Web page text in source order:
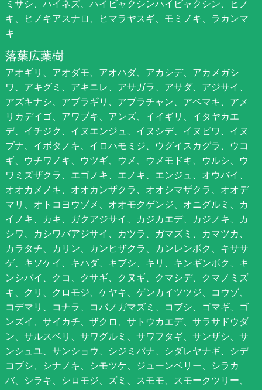
ミサシ、ハイネズ、ハイビャクシンハイビャクシン、ヒノ
キ、ヒノキアスナロ、ヒマラヤスギ、モミノキ、ラカンマ
キ
落葉広葉樹
アオギリ、アオダモ、アオハダ、アカシデ、アカメガシ
ワ、アキグミ、アキニレ、アサガラ、アサダ、アジサイ、
アズキナシ、アブラギリ、アブラチャン、アベマキ、アメ
リカデイゴ、アワブキ、アンズ、イイギリ、イタヤカエ
デ、イチジク、イヌエンジュ、イヌシデ、イヌビワ、イヌ
ブナ、イボタノキ、イロハモミジ、ウグイスカグラ、ウコ
ギ、ウチワノキ、ウツギ、ウメ、ウメモドキ、ウルシ、ウ
ワミズザクラ、エゴノキ、エノキ、エンジュ、オウバイ、
オオカメノキ、オオカンザクラ、オオシマザクラ、オオデ
マリ、オトコヨウゾメ、オオモクゲンジ、オニグルミ、カ
イノキ、カキ、ガクアジサイ、カジカエデ、カジノキ、カ
シワ、カシワバアジサイ、カツラ、ガマズミ、カマツカ、
カラタチ、カリン、カンヒザクラ、カンレンボク、キササ
ゲ、キソケイ、キハダ、キブシ、キリ、キンギンボク、キ
ンシバイ、クコ、クサギ、クヌギ、クマシデ、クマノミズ
キ、クリ、クロモジ、ケヤキ、ゲンカイツツジ、コウゾ、
コデマリ、コナラ、コバノガマズミ、コブシ、ゴマギ、ゴ
ンズイ、サイカチ、ザクロ、サトウカエデ、サラサドウダ
ン、サルスベリ、サワグルミ、サワフタギ、サンザシ、サ
ンシュユ、サンショウ、シジミバナ、シダレヤナギ、シデ
コブシ、シナノキ、シモツケ、ジューンベリー、シラカ
バ、シラキ、シロモジ、ズミ、スモモ、スモークツリー、